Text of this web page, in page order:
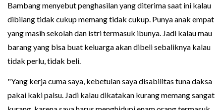
Bambang menyebut penghasilan yang diterima saat ini kalau
dibilang tidak cukup memang tidak cukup. Punya anak empat
yang masih sekolah dan istri termasuk ibunya. Jadi kalau mau
barang yang bisa buat keluarga akan dibeli sebaliknya kalau
tidak perlu, tidak beli.
"Yang kerja cuma saya, kebetulan saya disabilitas tuna daksa
pakai kaki palsu. Jadi kalau dikatakan kurang memang sangat